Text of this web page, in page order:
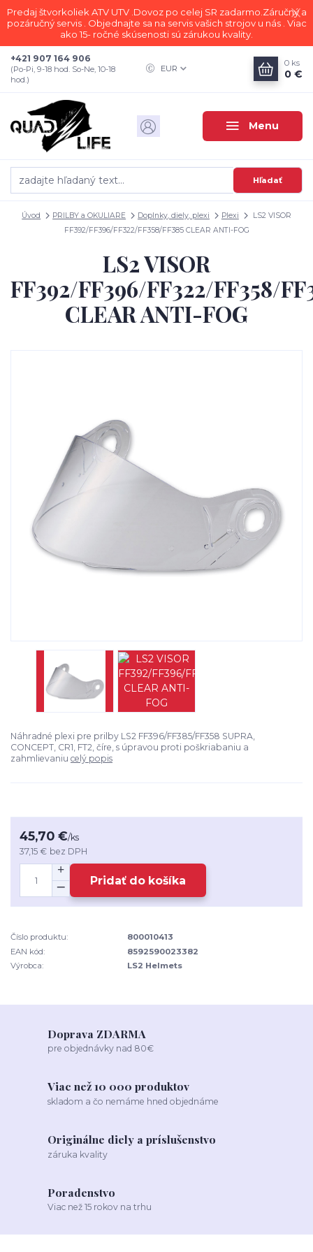
Predaj štvorkoliek ATV UTV .Dovoz po celej SR zadarmo.Záručný a
pozáručný servis . Objednajte sa na servis vašich strojov u nás . Viac
ako 15- ročné skúsenosti sú zárukou kvality.
Menu
EUR
Hľadať
+421 907 164 906
(Po-Pi, 9-18 hod. So-Ne, 10-18
hod.)
0 ks
0 €
Úvod PRILBY a OKULIARE Doplnky, diely, plexi Plexi
LS2 VISOR
FF392/FF396/FF322/FF358/FF385 CLEAR ANTI-FOG
LS2 VISOR
FF392/FF396/FF322/FF358/
CLEAR ANTI-FOG
Náhradné plexi pre prilby LS2 FF396/FF385/FF358 SUPRA,
CONCEPT, CR1, FT2, číre, s úpravou proti poškriabaniu a
zahmlievaniu celý popis
45,70 €/ks
37,15 € bez DPH
Pridať do košíka
Číslo produktu:
800010413
EAN kód:
8592590023382
Výrobca:
LS2 Helmets
Doprava ZDARMA
pre objednávky nad 80€
Viac než 10 000 produktov
skladom a čo nemáme hned objednáme
Originálne diely a príslušenstvo
záruka kvality
Poradenstvo
Viac než 15 rokov na trhu